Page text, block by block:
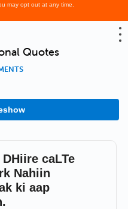
may opt out at any time.
Quotes
caLTe
Nahiin
ki aap